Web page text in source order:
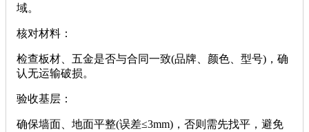
域。
‌核对材料‌：
检查板材、五金是否与合同一致(品牌、颜色、型号)，确
认无运输破损。
‌验收基层‌：
确保墙面、地面平整(误差≤3mm)，否则需先找平，避免